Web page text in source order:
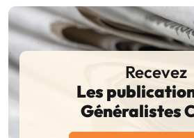
Recevez
Les
Généralistes